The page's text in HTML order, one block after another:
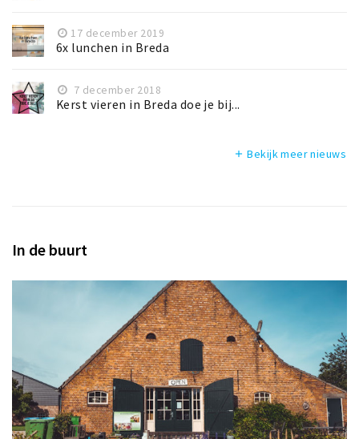
17 december 2019
6x lunchen in Breda
7 december 2018
Kerst vieren in Breda doe je bij...
add Bekijk meer nieuws
In de buurt